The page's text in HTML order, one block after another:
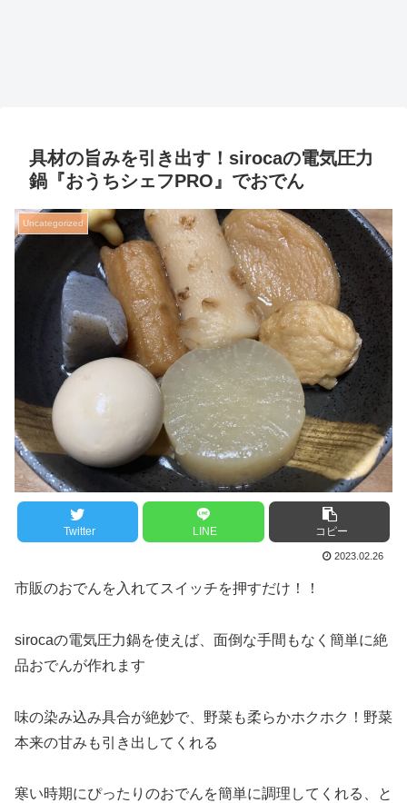
具材の旨みを引き出す！sirocaの電気圧力
鍋『おうちシェフPRO』でおでん
Uncategorized
Twitter LINE コピー
2023.02.26
市販のおでんを入れてスイッチを押すだけ！！
sirocaの電気圧力鍋を使えば、面倒な手間もなく簡単に絶
品おでんが作れます
味の染み込み具合が絶妙で、野菜も柔らかホクホク！野菜
本来の甘みも引き出してくれる
寒い時期にぴったりのおでんを簡単に調理してくれる、と